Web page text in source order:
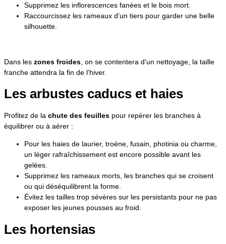
Supprimez les inflorescences fanées et le bois mort.
Raccourcissez les rameaux d’un tiers pour garder une belle
silhouette.
Dans les zones froides , on se contentera d’un nettoyage, la taille
franche attendra la fin de l’hiver.
Les arbustes caducs et haies
Profitez de la chute des feuilles pour repérer les branches à
équilibrer ou à aérer :
Pour les haies de laurier, troène, fusain, photinia ou charme,
un léger rafraîchissement est encore possible avant les
gelées.
Supprimez les rameaux morts, les branches qui se croisent
ou qui déséquilibrent la forme.
Évitez les tailles trop sévères sur les persistants pour ne pas
exposer les jeunes pousses au froid.
Les hortensias